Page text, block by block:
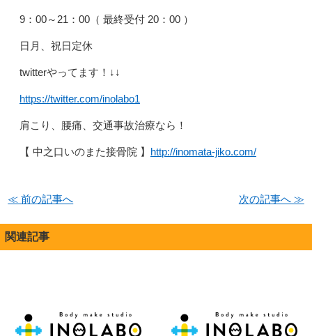
9：00～21：00（ 最終受付 20：00 ）
日月、祝日定休
twitterやってます！↓↓
https://twitter.com/inolabo1
肩こり、腰痛、交通事故治療なら！
【 中之口いのまた接骨院 】 http://inomata-jiko.com/
≪ 前の記事へ 次の記事へ ≫
関連記事